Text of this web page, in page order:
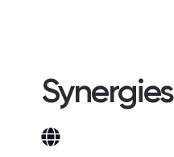
Synergies